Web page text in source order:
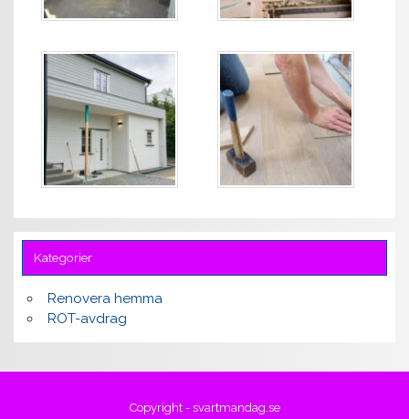
Kategorier
Renovera hemma
ROT-avdrag